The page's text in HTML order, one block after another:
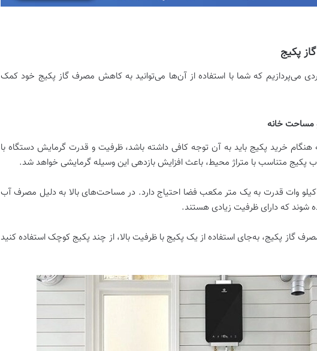
8 راهکار کاربردی می‌پردازیم که شما با استفاده از آن‌ها می‌توانید به کاهش مصرف گاز پکیج خود کمک
هنگام خرید پکیج باید به آن توجه کافی داشته باشد، ظرفیت و قدرت گرمایش دستگاه با
متناسب با متراژ محیط، باعث افزایش بازدهی این وسیله گرمایشی خواهد شد.
کیلو وات قدرت به یک متر مکعب فضا احتیاج دارد. در مساحت‌های بالا به دلیل مصرف آب
شوند که دارای ظرفیت زیادی هستند.
گاز پکیج، به‌جای استفاده از یک پکیج با ظرفیت بالا، از چند پکیج کوچک استفاده کنید